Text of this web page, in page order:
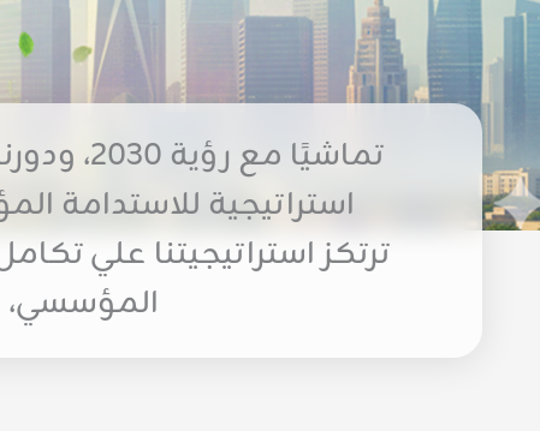
تماشيًا
استراتيجية للاستدامة
ترتكز استراتيجيتنا علي